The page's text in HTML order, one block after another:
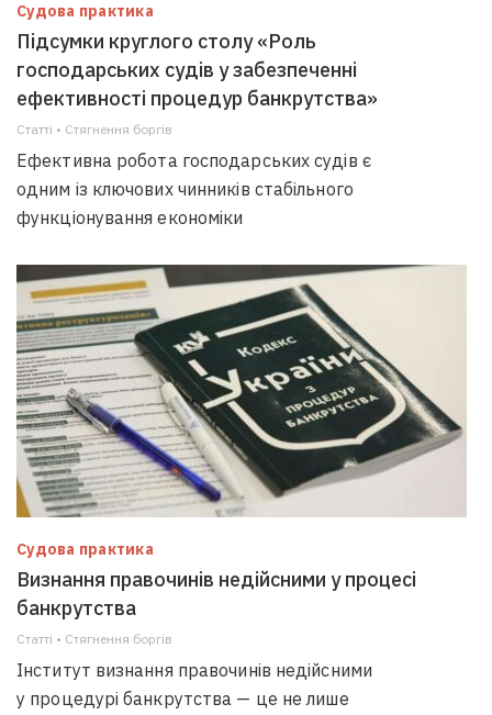
Судова практика
Підсумки круглого столу «Роль
господарських судів у забезпеченні
ефективності процедур банкрутства»
Статті • Стягнення боргiв
Ефективна робота господарських судів є
одним із ключових чинників стабільного
функціонування економіки
Судова практика
Визнання правочинів недійсними у процесі
банкрутства
Статті • Стягнення боргiв
Інститут визнання правочинів недійсними
у процедурі банкрутства — це не лише